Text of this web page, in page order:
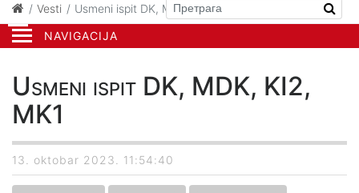
NAVIGACIJA
Vesti Usmeni ispit DK, MDK, KI2, MK1
Usmeni ispit DK, MDK, KI2,
MK1
13. oktobar 2023. 11:54:40